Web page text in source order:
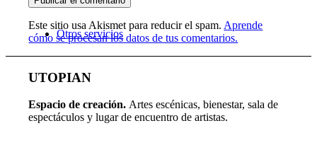
Otros servicios
Este sitio usa Akismet para reducir el spam. Aprende
cómo se procesan los datos de tus comentarios.
UTOPIAN
Espacio de creación. Artes escénicas, bienestar, sala de
espectáculos y lugar de encuentro de artistas.